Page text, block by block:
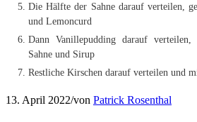
Die Hälfte der Sahne darauf verteilen,
und Lemoncurd
Dann Vanillepudding darauf
Sahne und Sirup
Restliche Kirschen darauf verteilen und
13. April 2022/von Patrick Rosenthal